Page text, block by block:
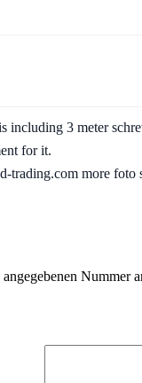
3 meter
for it.
more
Nummer